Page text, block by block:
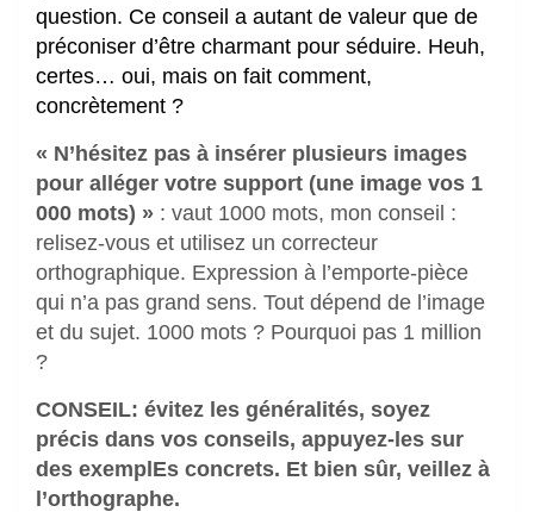
question. Ce conseil a autant de valeur que de
préconiser d’être charmant pour séduire. Heuh,
certes… oui, mais on fait comment,
concrètement ?
« N’hésitez pas à insérer plusieurs images
pour alléger votre support (une image vos 1
000 mots) » : vaut 1000 mots, mon conseil :
relisez-vous et utilisez un correcteur
orthographique. Expression à l’emporte-pièce
qui n’a pas grand sens. Tout dépend de l’image
et du sujet. 1000 mots ? Pourquoi pas 1 million
?
CONSEIL: évitez les généralités, soyez
précis dans vos conseils, appuyez-les sur
des exemplEs concrets. Et bien sûr, veillez à
l’orthographe.